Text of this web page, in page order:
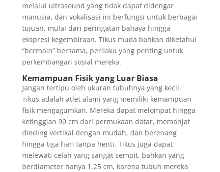
melalui ultrasound yang tidak dapat didengar
manusia, dan vokalisasi ini berfungsi untuk berbagai
tujuan, mulai dari peringatan bahaya hingga
ekspresi kegembiraan. Tikus muda bahkan diketahui
“bermain” bersama, perilaku yang penting untuk
perkembangan sosial mereka.
Kemampuan Fisik yang Luar Biasa
Jangan tertipu oleh ukuran tubuhnya yang kecil.
Tikus adalah atlet alami yang memiliki kemampuan
fisik mengagumkan. Mereka dapat melompat hingga
ketinggian 90 cm dari permukaan datar, memanjat
dinding vertikal dengan mudah, dan berenang
hingga tiga hari tanpa henti. Tikus juga dapat
melewati celah yang sangat sempit, bahkan yang
berdiameter hanya 1,25 cm, karena tubuh mereka